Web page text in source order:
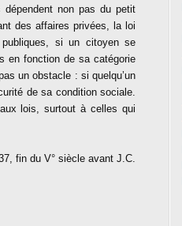
non pas du petit
des affaires privées, la loi
si un citoyen se
en fonction de sa catégorie
un obstacle : si quelqu’un
de sa condition sociale.
lois, surtout à celles qui
fin du V° siècle avant J.C.